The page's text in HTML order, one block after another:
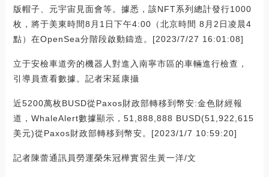
版帽子、元宇宙見面會等。據悉，該NFT系列總計發行1000
枚，將于美東時間8月1日下午4:00（北京時間 8月2日凌晨4
點）在OpenSea分階段啟動鑄造。[2023/7/27 16:01:08]
立于安檢車道旁的機器人對進入南寧市區的車輛進行檢查，
引導員查看數據。記者宋延康攝
近5200萬枚BUSD從Paxos財政部轉移到幣安:金色財經報
道，WhaleAlert數據顯示，51,888,888 BUSD(51,922,615
美元)從Paxos財政部轉移到幣安。[2023/1/7 10:59:20]
記者陳蕾通訊員勞運榮朱冠樺實習生黃一洋/文